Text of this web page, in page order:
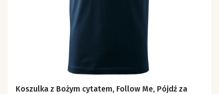
Koszulka z Bożym cytatem, Follow Me, Pójdź za